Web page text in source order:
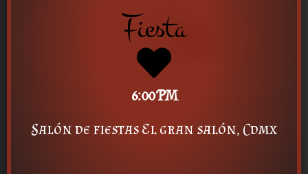
Fiesta
6:00 PM
Salón de fiestas El gran salón, Cdmx